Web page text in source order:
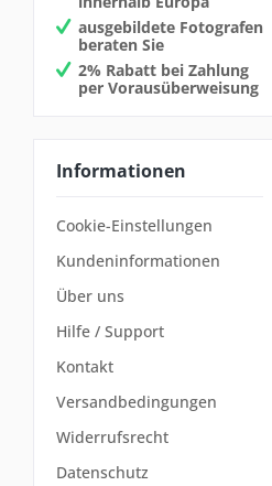
ausgebildete Fotografen
beraten Sie
2% Rabatt bei Zahlung
per Vorausüberweisung
Informationen
Cookie-Einstellungen
Kundeninformationen
Über uns
Hilfe / Support
Kontakt
Versandbedingungen
Widerrufsrecht
Datenschutz